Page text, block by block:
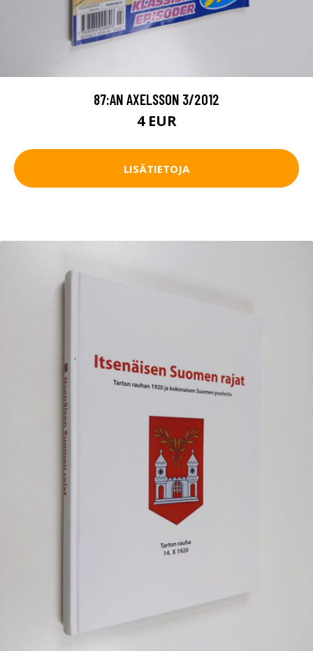
87:AN AXELSSON 3/2012
4 EUR
LISÄTIETOJA